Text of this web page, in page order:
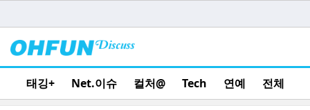
태깅+ Net.이슈 컬처@ Tech 연예 전체